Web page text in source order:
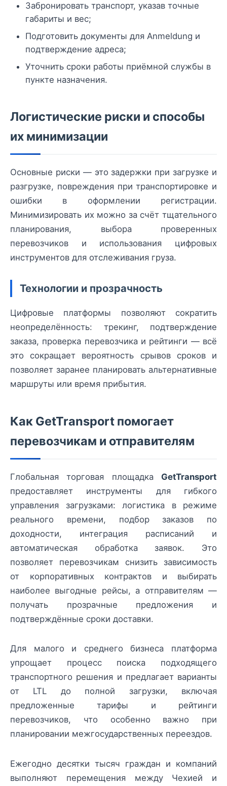
Забронировать транспорт, указав точные
габариты и вес;
Подготовить документы для Anmeldung и
подтверждение адреса;
Уточнить сроки работы приёмной службы в
пункте назначения.
Логистические риски и способы
их минимизации
Основные риски — это задержки при загрузке и
разгрузке, повреждения при транспортировке и
ошибки в оформлении регистрации.
Минимизировать их можно за счёт тщательного
планирования, выбора проверенных
перевозчиков и использования цифровых
инструментов для отслеживания груза.
Технологии и прозрачность
Цифровые платформы позволяют сократить
неопределённость: трекинг, подтверждение
заказа, проверка перевозчика и рейтинги — всё
это сокращает вероятность срывов сроков и
позволяет заранее планировать альтернативные
маршруты или время прибытия.
Как GetTransport помогает
перевозчикам и отправителям
Глобальная торговая площадка GetTransport
предоставляет инструменты для гибкого
управления загрузками: логистика в режиме
реального времени, подбор заказов по
доходности, интеграция расписаний и
автоматическая обработка заявок. Это
позволяет перевозчикам снизить зависимость
от корпоративных контрактов и выбирать
наиболее выгодные рейсы, а отправителям —
получать прозрачные предложения и
подтверждённые сроки доставки.
Для малого и среднего бизнеса платформа
упрощает процесс поиска подходящего
транспортного решения и предлагает варианты
от LTL до полной загрузки, включая
предложенные тарифы и рейтинги
перевозчиков, что особенно важно при
планировании межгосударственных переездов.
Ежегодно десятки тысяч граждан и компаний
выполняют перемещения между Чехией и